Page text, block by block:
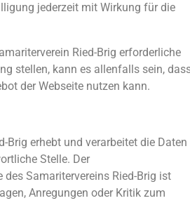
jederzeit mit Wirkung für die
Ried-Brig erforderliche
stellen, kann es allenfalls sein,
der Webseite nutzen kann.
Brig erhebt und verarbeitet die Daten
Stelle. Der
Samaritervereins Ried-Brig ist
Anregungen oder Kritik zum